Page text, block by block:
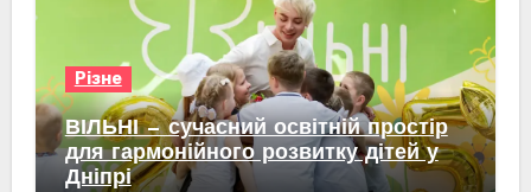
Різне
ВІЛЬНІ — сучасний освітній простір
для гармонійного розвитку дітей у
Дніпрі